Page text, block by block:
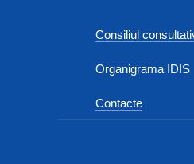
Consiliul
Organigrama IDIS
Contacte